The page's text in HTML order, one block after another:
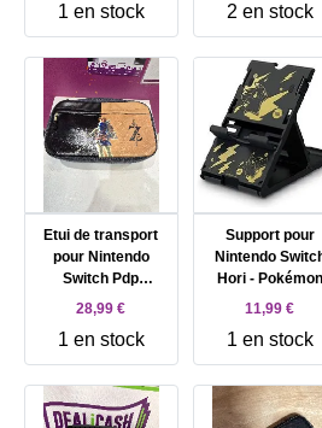
1 en stock
Nintendo Switch
2 en stock
Etui de transport
pour Nintendo
Switch Pdp
Commuter Zelda
28,99 €
1 en stock
Support pour
Nintendo
Hori - Pokémon
11,99 €
1 en stock